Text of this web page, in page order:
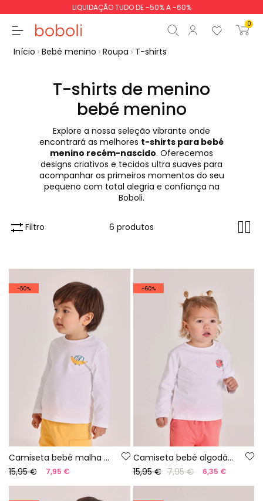
LIQUIDAÇÃO TUDO DE -50% A -60%
0
0,00 €
Continua Iniciar ordem
Início Bebé menino Roupa T-shirts
T-shirts de menino
bebé menino
Explore a nossa seleção vibrante onde
encontrará as melhores t-shirts para bebé
menino recém-nascido. Oferecemos
designs criativos e tecidos ultra suaves para
acompanhar os primeiros momentos do seu
pequeno com total alegria e confiança na
Boboli.
Filtro 6 produtos
-50%
Camiseta bebé malha algodão branco
15,95 €
7,95 €
-60%
Camiseta bebé algodão em branco
15,95 € 7,95 € 6,35 €